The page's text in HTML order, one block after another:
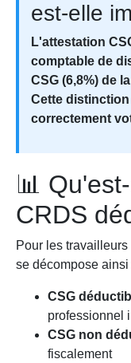
est-elle
L'attestation
comptable de
CSG (6,8%) de
Cette
correctement
📊
CRDS
Pour les
se décompose ainsi
CSG
professionnel
CSG non
fiscalement